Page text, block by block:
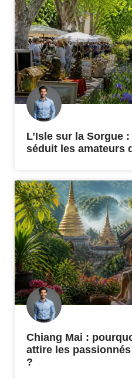
L’Isle sur la Sorgue
séduit les amateurs
Chiang Mai :
attire les
?